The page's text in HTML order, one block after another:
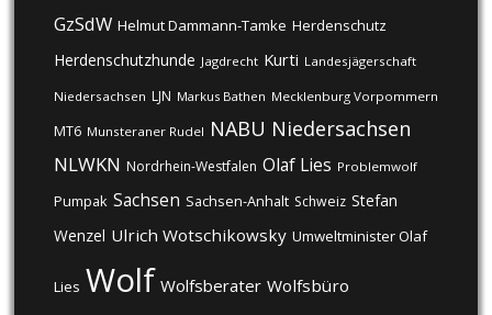
GzSdW Helmut Dammann-Tamke Herdenschutz
Herdenschutzhunde Jagdrecht Kurti Landesjägerschaft
Niedersachsen LJN Markus Bathen Mecklenburg Vorpommern
MT6 Munsteraner Rudel NABU Niedersachsen
NLWKN Nordrhein-Westfalen Olaf Lies Problemwolf
Pumpak Sachsen Sachsen-Anhalt Schweiz Stefan
Wenzel Ulrich Wotschikowsky Umweltminister Olaf
Lies Wolf Wolfsberater Wolfsbüro